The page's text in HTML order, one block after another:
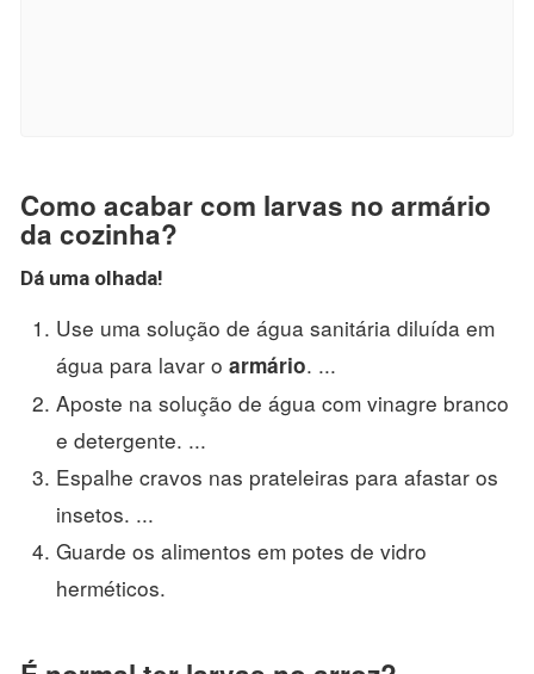
Como acabar com larvas no armário
da cozinha?
Dá uma olhada!
Use uma solução de água sanitária diluída em
água para lavar o armário. ...
Aposte na solução de água com vinagre branco
e detergente. ...
Espalhe cravos nas prateleiras para afastar os
insetos. ...
Guarde os alimentos em potes de vidro
herméticos.